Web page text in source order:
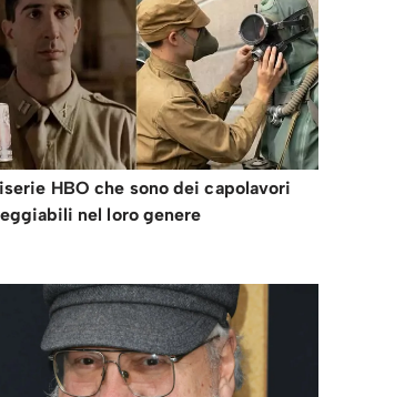
HBO che sono dei capolavori
nel loro genere